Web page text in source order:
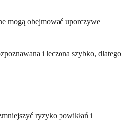
mogą obejmować uporczywe
i leczona szybko, dlatego
ryzyko powikłań i